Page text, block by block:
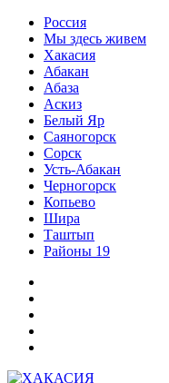
Перейти
содержимому
Россия
Мы здесь живем
Хакасия
Абакан
Абаза
Аскиз
Белый Яр
Саяногорск
Сорск
Усть-Абакан
Черногорск
Копьево
Шира
Таштып
Районы 19